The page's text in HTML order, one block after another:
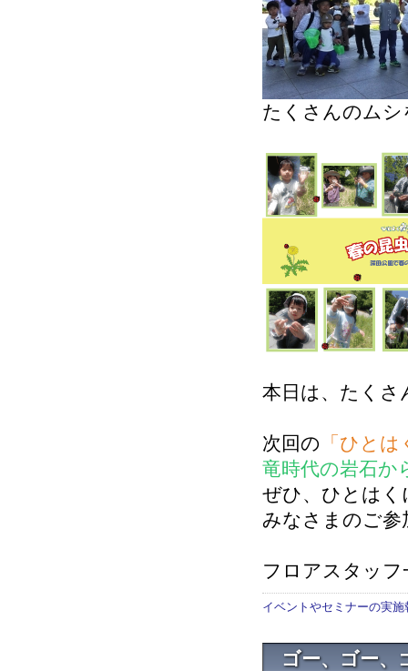
たくさんのム
本日は、たくさ
次回の 「ひと
竜時代の岩石か
ぜひ、ひとは
みなさまのご
フロアスタッフ
イベントやセミナーの実施
ゴー、ゴー、